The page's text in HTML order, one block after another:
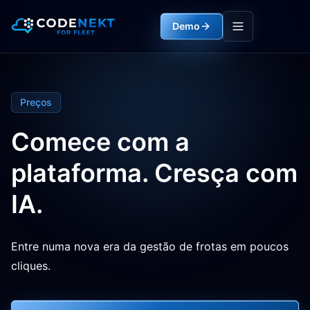
Demo
Preços
Comece com a
plataforma. Cresça com
IA.
Entre numa nova era da gestão de frotas em poucos
cliques.